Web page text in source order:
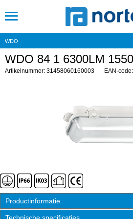
WDO
WDO 84 1 6300LM
Artikelnummer: 31458060160003 EAN-
Productinformatie